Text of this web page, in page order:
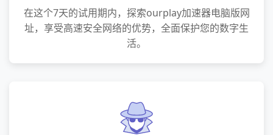
在这个7天的试用期内，探索ourplay加速器电脑版网
址，享受高速安全网络的优势，全面保护您的数字生
活。